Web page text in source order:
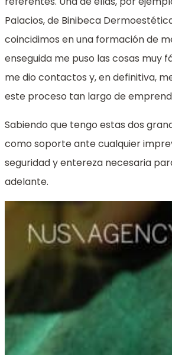
Palacios, de Binibeca
coincidimos en una formación de
enseguida me puso las cosas muy
me dio contactos y, en definitiva,
este proceso tan largo de
Sabiendo que tengo estas dos
como soporte ante cualquier
seguridad y entereza necesaria
adelante.